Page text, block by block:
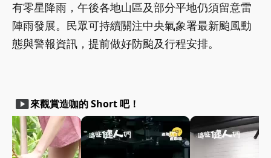
有零星降雨，午後各地山區及部分平地仍須留意雷
陣雨發展。民眾可持續關注中央氣象署最新颱風動
態與警報資訊，提前做好防颱及行程安排。
smart_display來觀賞造咖的 Short 吧！